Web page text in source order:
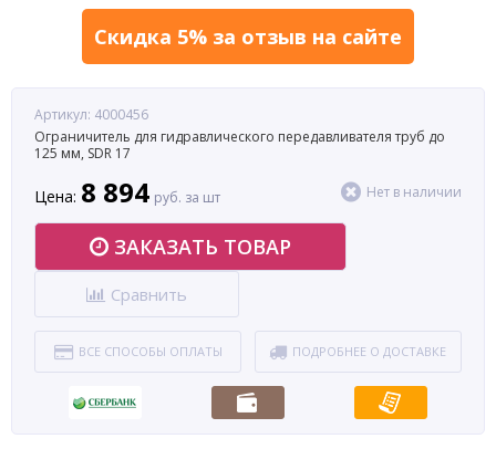
Скидка 5% за отзыв на сайте
Артикул: 4000456
Ограничитель для гидравлического передавливателя труб до
125 мм, SDR 17
Цена: 8 894 руб. за шт Нет в наличии
ЗАКАЗАТЬ ТОВАР
Сравнить
ВСЕ СПОСОБЫ ОПЛАТЫ ПОДРОБНЕЕ О ДОСТАВКЕ